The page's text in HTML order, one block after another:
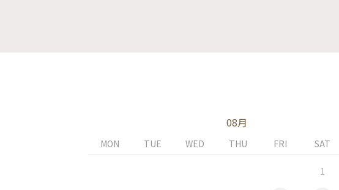
08月
MON TUE WED THU FRI SAT
1